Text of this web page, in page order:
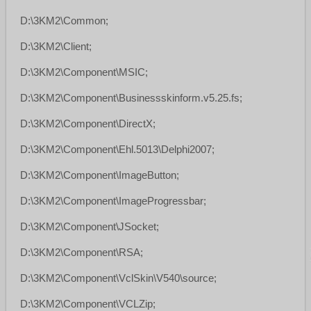
D:\3KM2\Common;
D:\3KM2\Client;
D:\3KM2\Component\MSIC;
D:\3KM2\Component\Businessskinform.v5.25.fs;
D:\3KM2\Component\DirectX;
D:\3KM2\Component\Ehl.5013\Delphi2007;
D:\3KM2\Component\ImageButton;
D:\3KM2\Component\ImageProgressbar;
D:\3KM2\Component\JSocket;
D:\3KM2\Component\RSA;
D:\3KM2\Component\VclSkin\V540\source;
D:\3KM2\Component\VCLZip;